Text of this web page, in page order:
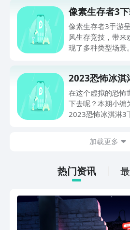
像素生存者3
像素生存者3手游
风生存竞技，带来
现了多种类型场景
文操作即可。
2023恐怖冰淇
在这个虚拟的恐怖
下去呢？本期小编
2023恐怖冰淇淋3
以大家最喜欢吃的
素材让人沉浸其中
和小编一起看看整
加载更多
热门资讯